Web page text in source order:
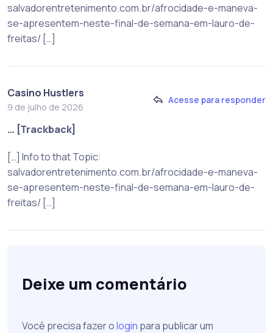
salvadorentretenimento.com.br/afrocidade-e-maneva-
se-apresentem-neste-final-de-semana-em-lauro-de-
freitas/ […]
Casino Hustlers
9 de julho de 2026
Acesse para responder
… [Trackback]
[…] Info to that Topic:
salvadorentretenimento.com.br/afrocidade-e-maneva-
se-apresentem-neste-final-de-semana-em-lauro-de-
freitas/ […]
Deixe um comentário
Você precisa fazer ologin para publicar um